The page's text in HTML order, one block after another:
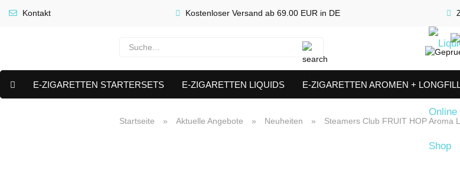
Kontakt Kostenloser Versand ab 69.00 EUR in DE
E-ZIGARETTEN STARTERSETS E-ZIGARETTEN LIQUIDS E-ZIGARETTEN AROMEN +
VERDAMPFER & COILS
Startseite » Aktuelle Angebote » Neuheiten » Steamers Club FRUIT HOP Aroma